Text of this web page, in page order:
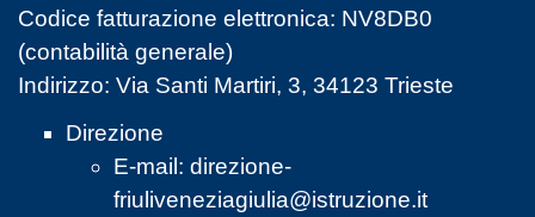
Codice fatturazione elettronica: NV8DB0
(contabilità generale)
Indirizzo: Via Santi Martiri, 3, 34123 Trieste
Direzione
E-mail: direzione-
friuliveneziagiulia@istruzione.it